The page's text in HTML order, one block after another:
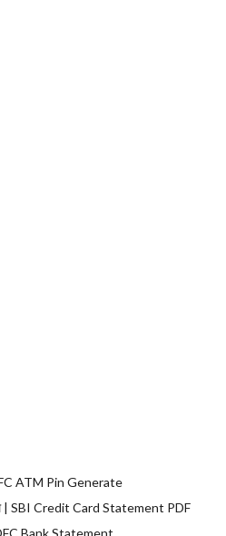
ATM Pin Generate
| SBI Credit Card Statement PDF
Bank Statement